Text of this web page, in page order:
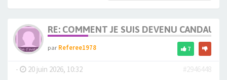
RE: COMMENT JE SUIS DEVENU
parReferee1978 7
- 20 juin 2026, 10:32
#2946448